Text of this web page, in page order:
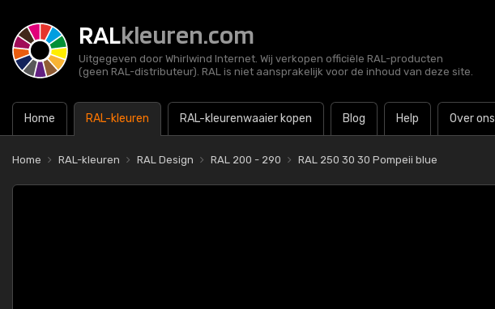
RALkleuren.com
Uitgegeven door Whirlwind Internet. Wij verkopen officiële RAL-producten
(geen RAL-distributeur). RAL is niet aansprakelijk voor de inhoud van deze site.
Home RAL-kleuren RAL-kleurenwaaier kopen Blog Help Over ons
Home RAL-kleuren RAL Design RAL 200 - 290 RAL 250 30 30 Pompeii blue